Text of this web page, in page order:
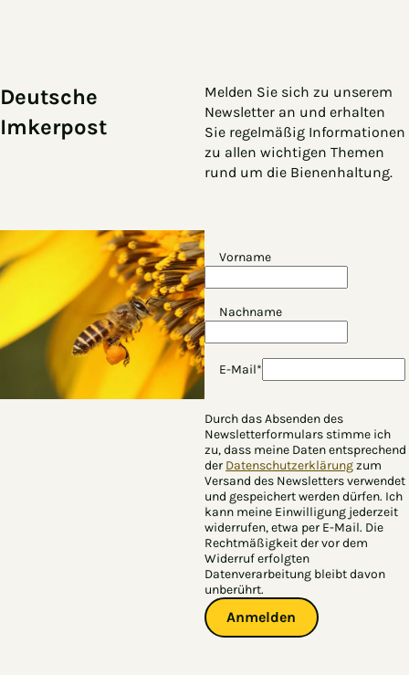
Deutsche
Imkerpost
Melden Sie sich zu unserem
Newsletter an und erhalten
Sie regelmäßig Informationen
zu allen wichtigen Themen
rund um die Bienenhaltung.
Vorname
Nachname
E-Mail*
Durch das Absenden des
Newsletterformulars stimme ich
zu, dass meine Daten entsprechend
der Datenschutzerklärungzum
Versand des Newsletters verwendet
und gespeichert werden dürfen. Ich
kann meine Einwilligung jederzeit
widerrufen, etwa per E-Mail. Die
Rechtmäßigkeit der vor dem
Widerruf erfolgten
Datenverarbeitung bleibt davon
unberührt.
Anmelden